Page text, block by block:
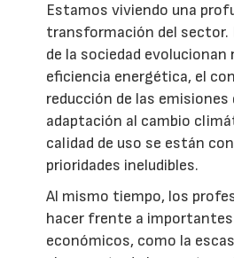
Estamos viviendo una
transformación del sector.
de la sociedad evolucionan
eficiencia energética, el
reducción de las emisiones
adaptación al cambio
calidad de uso se están
prioridades ineludibles.
Al mismo tiempo, los
hacer frente a
económicos, como la